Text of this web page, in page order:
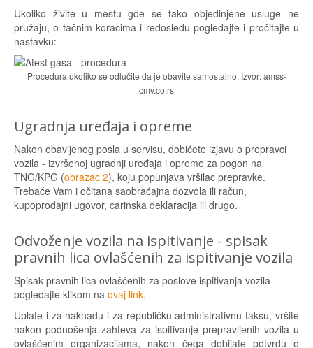
Ukoliko živite u mestu gde se tako objedinjene usluge ne
pružaju, o tačnim koracima i redosledu pogledajte i pročitajte u
nastavku:
Procedura ukoliko se odlučite da je obavite samostalno. Izvor: amss-
cmv.co.rs
Ugradnja uređaja i opreme
Nakon obavljenog posla u servisu, dobićete izjavu o prepravci
vozila - izvršenoj ugradnji uređaja i opreme za pogon na
TNG/KPG (obrazac 2), koju popunjava vršilac prepravke.
Trebaće Vam i očitana saobraćajna dozvola ili račun,
kupoprodajni ugovor, carinska deklaracija ili drugo.
Odvoženje vozila na ispitivanje - spisak
pravnih lica ovlašćenih za ispitivanje vozila
Spisak pravnih lica ovlašćenih za poslove ispitivanja vozila
pogledajte klikom na ovaj link.
Uplate i za naknadu i za republičku administrativnu taksu, vršite
nakon podnošenja zahteva za ispitivanje prepravljenih vozila u
ovlašćenim organizacijama, nakon čega dobijate potvrdu o